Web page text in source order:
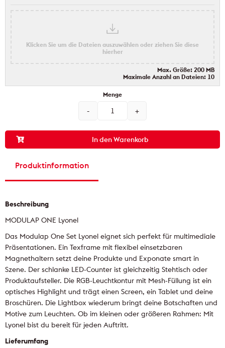
Klicken Sie um die Dateien auszuwählen oder ziehen Sie diese
hierher
Max. Größe: 200 MB
Maximale Anzahl an Dateien: 10
In den Warenkorb
Produktinformation
Beschreibung
MODULAP ONE Lyonel
Das Modulap One Set Lyonel eignet sich perfekt für multimediale
Präsentationen. Ein Texframe mit flexibel einsetzbaren
Magnethaltern setzt deine Produkte und Exponate smart in
Szene. Der schlanke LED-Counter ist gleichzeitig Stehtisch oder
Produktaufsteller. Die RGB-Leuchtkontur mit Mesh-Füllung ist ein
optisches Highlight und trägt einen Screen, ein Tablet und deine
Broschüren. Die Lightbox wiederum bringt deine Botschaften und
Motive zum Leuchten. Ob im kleinen oder größeren Rahmen: Mit
Lyonel bist du bereit für jeden Auftritt.
Lieferumfang